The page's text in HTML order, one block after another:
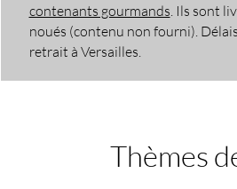
contenants gourmands. Ils sont
noués (contenu non fourni).
retrait à Versailles.​​
Thèmes